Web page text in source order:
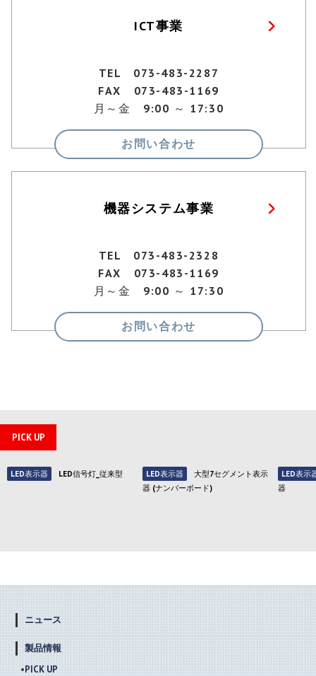
ICT事業
TEL 073-483-2287
FAX 073-483-1169
月～金 9:00 ～ 17:30
お問い合わせ
機器システム事業
TEL 073-483-2328
FAX 073-483-1169
月～金 9:00 ～ 17:30
お問い合わせ
PICK UP
LED表示器 LED信号灯_従来型 LED表示器
大型7セグメント表示
器 (ナンバーボード)
LED表示
器
ニュース
製品情報
PICK UP